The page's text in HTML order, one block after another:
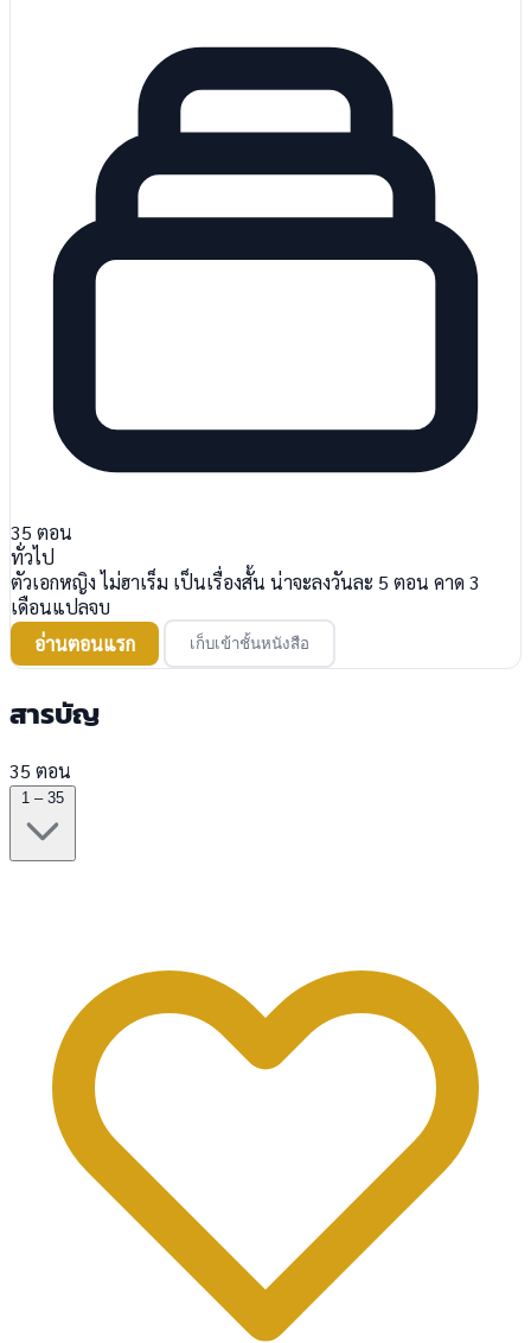
35 ตอน
ทั่วไป
ตัวเอกหญิง ไม่ฮาเร็ม เป็นเรื่องสั้น น่าจะลงวันละ 5 ตอน คาด 3
เดือนแปลจบ
อ่านตอนแรก
เก็บเข้าชั้นหนังสือ
สารบัญ
35 ตอน
1 – 35